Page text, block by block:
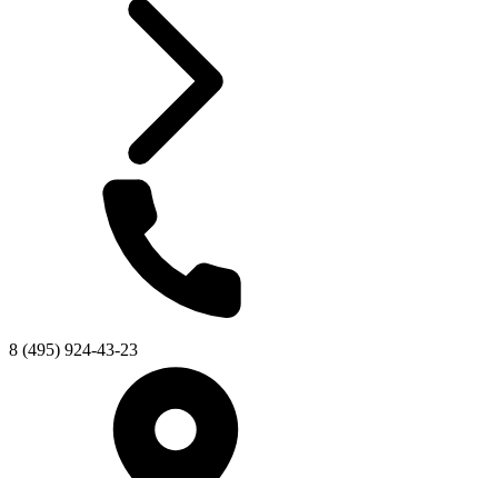
8 (495) 924-43-23